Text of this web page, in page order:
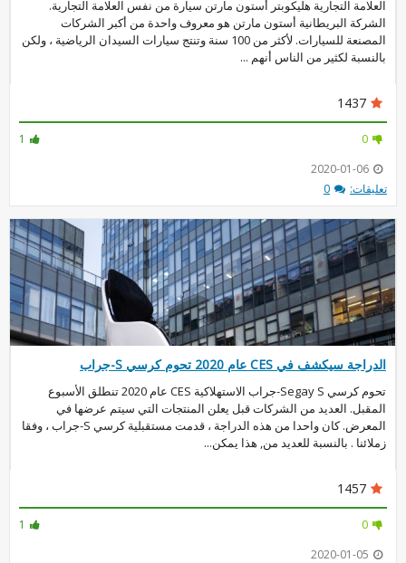
العلامة التجارية هليكوبتر أستون مارتن سيارة من نفس العلامة التجارية.
الشركة البريطانية أستون مارتن هو معروف واحدة من أكبر الشركات
المصنعة للسيارات. لأكثر من 100 سنة وتنتج سيارات السيدان الرياضية ، ولكن
بالنسبة لكثير من الناس أنهم ...
1437
1
0
2020-01-06
تعليقات:
0
الدراجة سيكشف في CES عام 2020 تحوم كرسي S-جراب
تحوم كرسي Segay S-جراب الاستهلاكية CES عام 2020 تنطلق الأسبوع
المقبل. العديد من الشركات قبل يعلن المنتجات التي سيتم عرضها في
المعرض. كان واحدا من هذه الدراجة ، قدمت مستقبلية كرسي S-جراب ، وفقا
زملائنا . بالنسبة للعديد من, هذا يمكن...
1457
1
0
2020-01-05